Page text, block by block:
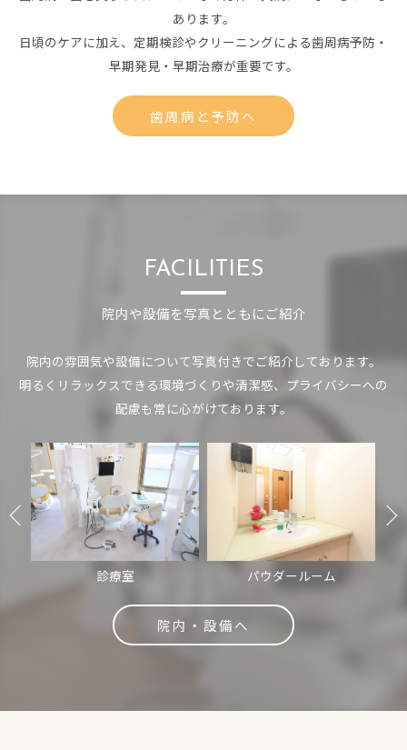
あります。
日頃のケアに加え、定期検診やクリーニングによる歯周病予防・
早期発見・早期治療が重要です。
歯周病と予防へ
FACILITIES
院内や設備を写真とともにご紹介
院内の雰囲気や設備について写真付きでご紹介しております。
明るくリラックスできる環境づくりや清潔感、プライバシーへの
配慮も常に心がけております。
診療室 パウダールーム
院内・設備へ